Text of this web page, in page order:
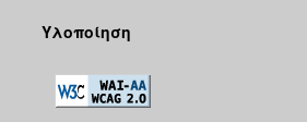
Υλοποίηση